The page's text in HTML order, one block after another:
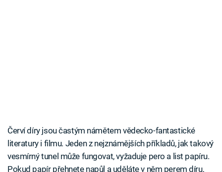
Červí díry jsou častým námětem vědecko-fantastické
literatury i filmu. Jeden z nejznámějších příkladů, jak takový
vesmírný tunel může fungovat, vyžaduje pero a list papíru.
Pokud papír přehnete napůl a uděláte v něm perem díru,